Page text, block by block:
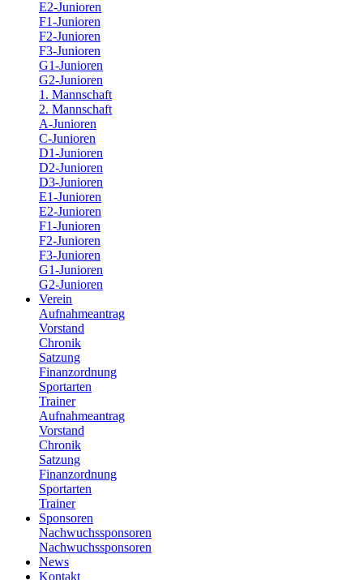
E2-Junioren
F1-Junioren
F2-Junioren
F3-Junioren
G1-Junioren
G2-Junioren
1. Mannschaft
2. Mannschaft
A-Junioren
C-Junioren
D1-Junioren
D2-Junioren
D3-Junioren
E1-Junioren
E2-Junioren
F1-Junioren
F2-Junioren
F3-Junioren
G1-Junioren
G2-Junioren
Verein
Aufnahmeantrag
Vorstand
Chronik
Satzung
Finanzordnung
Sportarten
Trainer
Aufnahmeantrag
Vorstand
Chronik
Satzung
Finanzordnung
Sportarten
Trainer
Sponsoren
Nachwuchssponsoren
Nachwuchssponsoren
News
Kontakt